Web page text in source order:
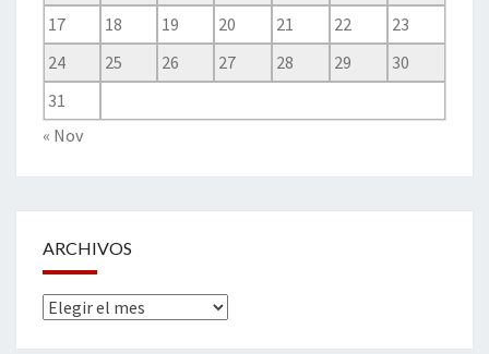
17
18 19 20 21 22
23
24
25 26 27 28 29
30
31
« Nov
ARCHIVOS
Archivos